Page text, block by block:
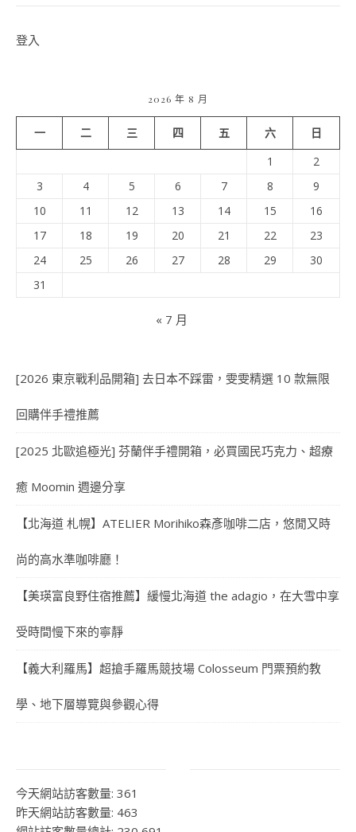
登入
2026 年 8 月
一 二 三 四 五 六
日
1
2
3
4 5 6 7 8
9
10
11 12 13 14 15
16
17
18 19 20 21 22
23
24
25 26 27 28 29
30
31
« 7 月
[2026 東京戰利品開箱] 去日本不踩雷，雯雯精選 10 款無限
回購伴手禮推薦
[2025 北歐追極光] 芬蘭伴手禮開箱，必買國民巧克力、超療
癒 Moomin 週邊分享
【北海道 札幌】ATELIER Morihiko森彥咖啡二店，悠閒又時
尚的高水準咖啡廳！
【美瑛富良野住宿推薦】緩慢北海道 the adagio，在大雪中享
受時間慢下來的寧靜
【義大利羅馬】超搶手羅馬競技場 Colosseum 門票預約教
學、地下層導覽與參觀心得
今天網站訪客數量: 361
昨天網站訪客數量: 463